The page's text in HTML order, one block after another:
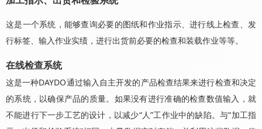
这是一个系统，能够查询必要的图纸和作业指示、进行线上检查、发
行标签、输入作业实绩，进行出货前必要的检查和装载作业等等。
在线检查系统
这是一种DAYDO通过输入自主开发的产品检查结果来进行检查和决定
的系统，以确保产品的质量。如果没有进行准确的检查数值输入，就
不能进行下一步工艺的设计，以减少“人”工作业中的缺陷。与“加工指